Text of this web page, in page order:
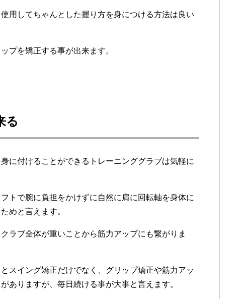
用してちゃんとした握り方を身につける方法は良い
プを矯正する事が出来ます。
る
に付けることができるトレーニンググラブは気軽に
トで腕に負担をかけずに自然に肩に回転軸を身体に
めと言えます。
ラブ全体が重いことから筋力アップにも繋がりま
スイング矯正だけでなく、グリップ矯正や筋力アッ
ありますが、毎日続ける事が大事と言えます。